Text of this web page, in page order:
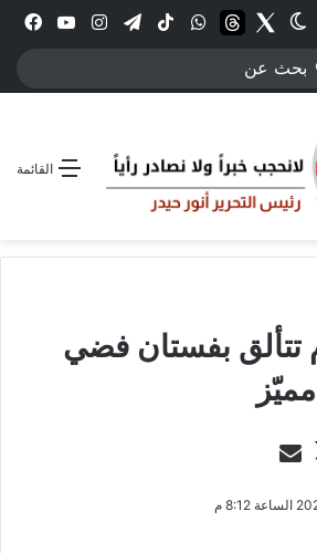
انستقرامتيلقرام‫TikTokواتسابthreadsTwitter
الوضع المظلم
بحث
القائمة
بفستان فضي
ت
ب
س